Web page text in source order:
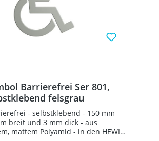
Barrierefrei Ser 801,
felsgrau
- selbstklebend - 150 mm
breit und 3 mm dick - aus
mattem Polyamid - in den HEWI